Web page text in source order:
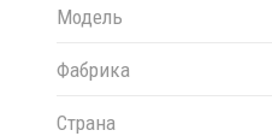
Модель
Фабрика
Страна